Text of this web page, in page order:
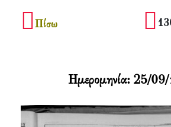
Πίσω
Ημερομηνία: 25/